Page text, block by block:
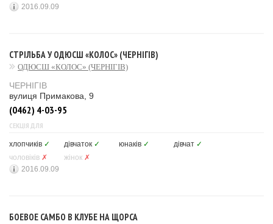
2016.09.09
СТРІЛЬБА У ОДЮСШ «КОЛОС» (ЧЕРНІГІВ)
ОДЮСШ «КОЛОС» (ЧЕРНІГІВ)
ЧЕРНІГІВ
вулиця Примакова, 9
(0462) 4-03-95
СЕКЦІЯ ДЛЯ
хлопчиків ✓ дівчаток ✓ юнаків ✓ дівчат ✓
чоловіків ✗ жінок ✗
2016.09.09
БОЕВОЕ САМБО В КЛУБЕ НА ЩОРСА